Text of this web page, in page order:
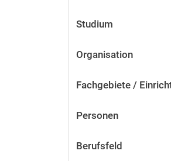
Studium
Organisation
Fachgebiete /
Personen
Berufsfeld